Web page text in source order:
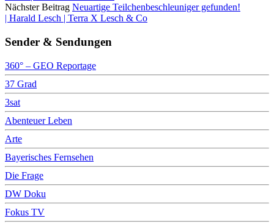
Nächster Beitrag Neuartige Teilchenbeschleuniger gefunden!
| Harald Lesch | Terra X Lesch & Co
Sender & Sendungen
360° – GEO Reportage
37 Grad
3sat
Abenteuer Leben
Arte
Bayerisches Fernsehen
Die Frage
DW Doku
Fokus TV